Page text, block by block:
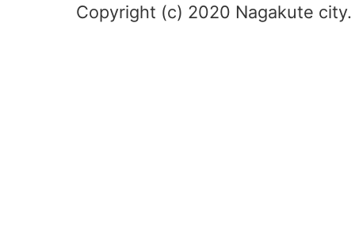
Copyright (c) 2020 Nagakute